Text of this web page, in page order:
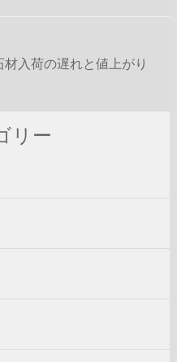
入荷の遅れと値上がり